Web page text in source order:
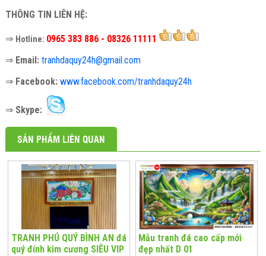
THÔNG TIN LIÊN HỆ:
⇒ Hotline: 0965 383 886 - 08326 11111
⇒ Email: tranhdaquy24h@gmail.com
⇒ Facebook: www.facebook.com/tranhdaquy24h
⇒ Skype:
SẢN PHẨM LIÊN QUAN
TRANH PHÚ QUÝ BÌNH AN đá
quý đính kim cương SIÊU VIP
Mẫu tranh đá cao cấp mới
đẹp nhất D 01